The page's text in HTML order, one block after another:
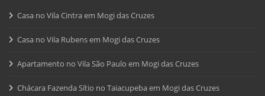
Casa no Vila Cintra em Mogi das Cruzes
Casa no Vila Rubens em Mogi das Cruzes
Apartamento no Vila São Paulo em Mogi das Cruzes
Chácara Fazenda Sítio no Taiacupeba em Mogi das Cruzes